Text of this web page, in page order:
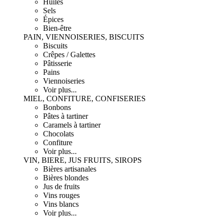
Huiles
Sels
Épices
Bien-être
PAIN, VIENNOISERIES, BISCUITS
Biscuits
Crêpes / Galettes
Pâtisserie
Pains
Viennoiseries
Voir plus...
MIEL, CONFITURE, CONFISERIES
Bonbons
Pâtes à tartiner
Caramels à tartiner
Chocolats
Confiture
Voir plus...
VIN, BIERE, JUS FRUITS, SIROPS
Bières artisanales
Bières blondes
Jus de fruits
Vins rouges
Vins blancs
Voir plus...